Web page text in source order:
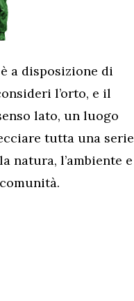
a disposizione di
l’orto, e il
lato, un luogo
tutta una serie
natura, l’ambiente e